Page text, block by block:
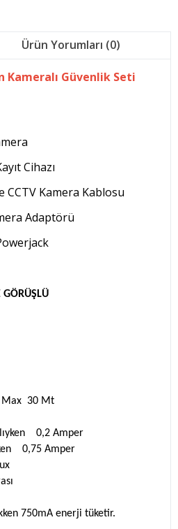
Ürün Yorumları (0)
Kameralı Güvenlik Seti
Cihazı
Kamera Kablosu
Adaptörü
Max 30 Mt
0,2 Amper
0,75 Amper
750mA enerji tüketir.